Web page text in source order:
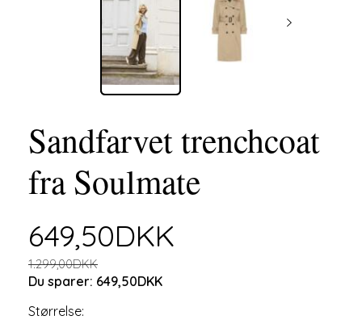
Sandfarvet trenchcoat
fra Soulmate
649,50DKK
1.299,00DKK
Du sparer: 649,50DKK
Størrelse: